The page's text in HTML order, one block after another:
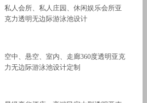
私人会所、私人庄园、休闲娱乐会所亚
克力透明无边际游泳池设计
空中、悬空、室内、走廊360度透明亚克
力无边际游泳池设计定制